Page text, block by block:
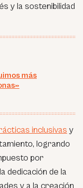
y la sostenibilidad
más
inclusivas y
logrando
por
dedicación de la
y a la creación